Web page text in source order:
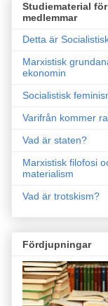
Studiematerial
medlemmar
Detta är
Marxistisk
ekonomin
Socialistisk
Varifrån kommer
Vad är staten?
Marxistisk filofosi
materialism
Vad är trotskism?
Fördjupningar